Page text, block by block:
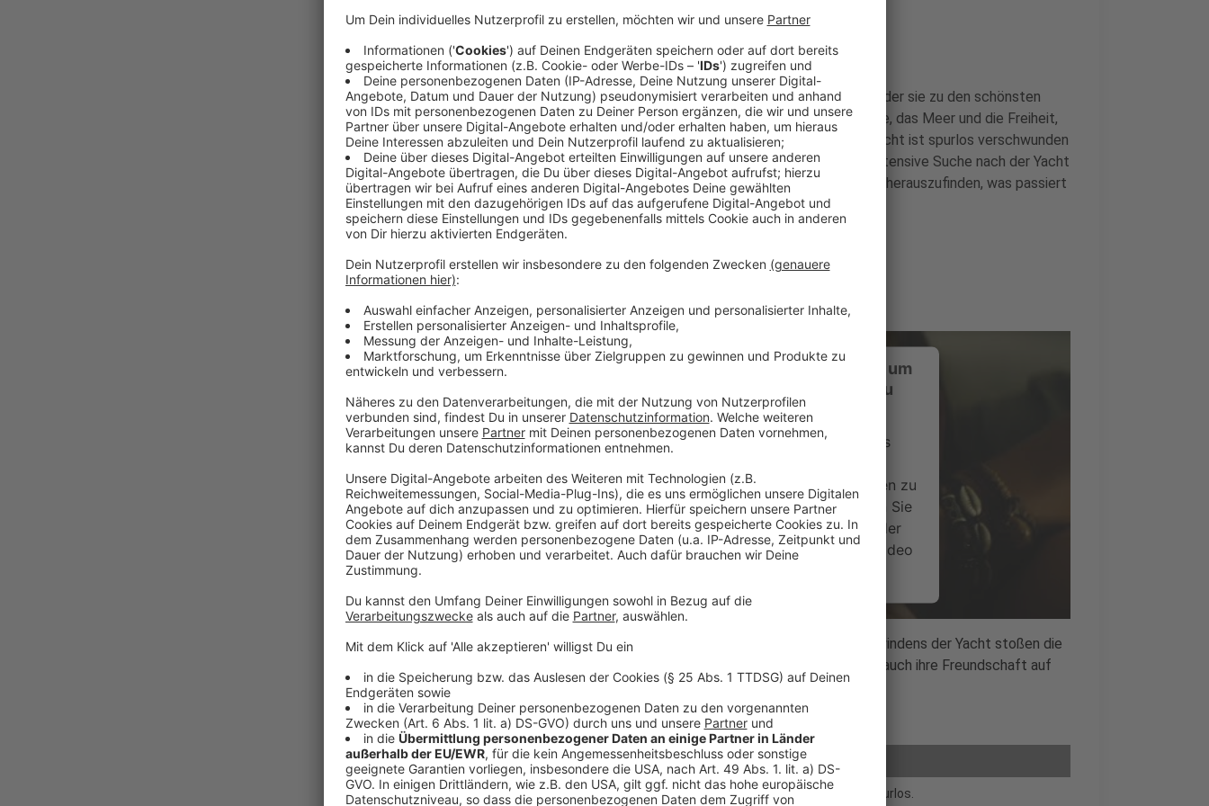
Die Yacht gehört dem charismatischen Skipper Aaron (Jay Ryan), der sie zu den schönsten
Orten in den Philippinen segelt. Lana und Kitty genießen die Sonne, das Meer und die Freiheit,
bis sie eines Tages eine schreckliche Entdeckung machen: Die Yacht ist spurlos verschwunden
und sie sind die einzigen Überlebenden. Die Polizei beginnt eine intensive Suche nach der Yacht
und den anderen Passagieren, während Lana und Kitty versuchen, herauszufinden, was passiert
ist.
Streaming-Dienst: Paramount+
Wir benötigen Ihre Zustimmung, um
den YouTube Video-Service zu
laden!
Wir verwenden einen Service eines
einzubetten. Dieser Service kann Daten zu
Ihren Aktivitäten sammeln. Bitte lesen Sie
die Details durch und stimmen Sie der
Nutzung des Service zu, um dieses Video
Mehr Informationen
powered byUsercentrics Consent Management
Platform
Bei ihrer Suche nach den Hintergründen des mysteriösen Verschwindens der Yacht stoßen die
beiden Freudinnen auf dunkle Geheimnisse, Lügen und Verrat, die auch ihre Freundschaft auf
eine harte Probe stellen.
Anzeige
©Copyright: Paramount+
Da war die Yacht noch da. Doch plötzlich verschwindet das Schiff spurlos.